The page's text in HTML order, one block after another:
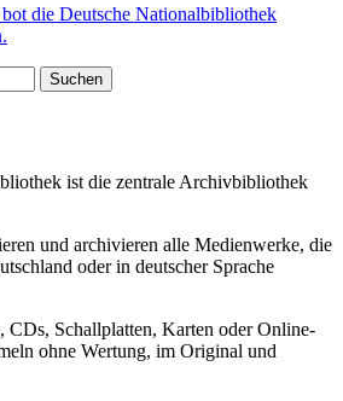
die Deutsche Nationalbibliothek
ist die zentrale Archivbibliothek
und archivieren alle Medienwerke, die
oder in deutscher Sprache
CDs, Schallplatten, Karten oder Online-
ohne Wertung, im Original und